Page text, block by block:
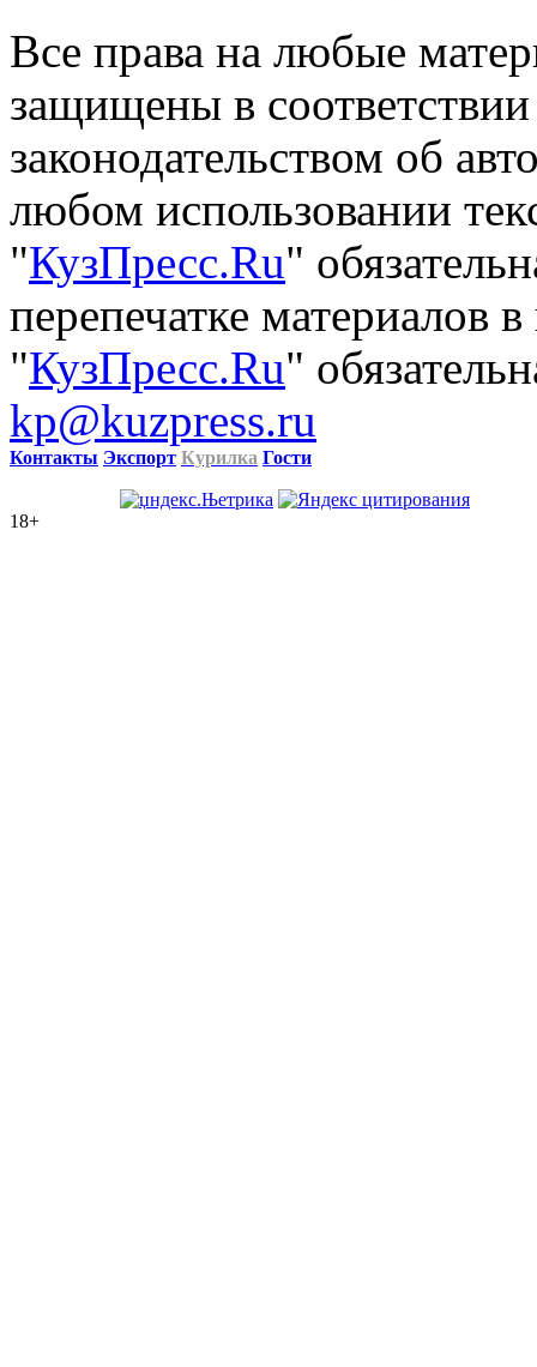
Все права на любые
защищены в
законодательством об
любом использовании
"КузПресс.Ru"
перепечатке материалов
"КузПресс.Ru"
kp@kuzpress.ru
Контакты Экспорт Курилка Гости
18+